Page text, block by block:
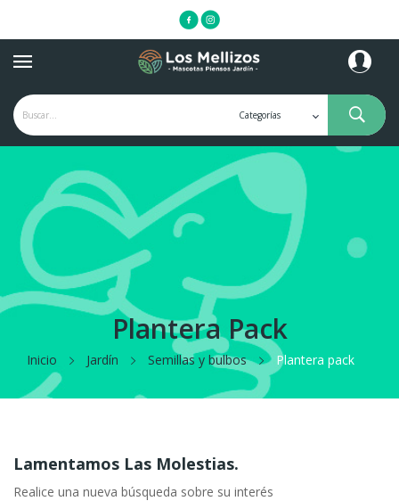
Plantera Pack
Inicio Jardín Semillas y bulbos Plantera pack
Lamentamos Las Molestias.
Realice una nueva búsqueda sobre su interés